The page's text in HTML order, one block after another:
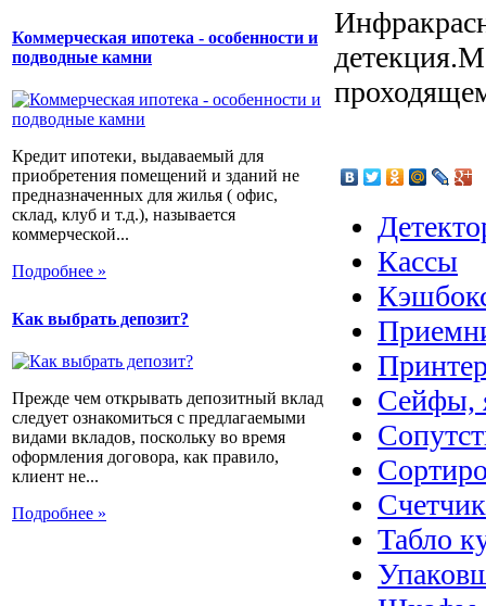
Коммерческая ипотека - особенности и
подводные камни
Кредит ипотеки, выдаваемый для
приобретения помещений и зданий не
предназначенных для жилья ( офис,
склад, клуб и т.д.), называется
коммерческой...
Подробнее »
Как выбрать депозит?
Прежде чем открывать депозитный вклад
следует ознакомиться с предлагаемыми
видами вкладов, поскольку во время
оформления договора, как правило,
клиент не...
Подробнее »
Кассы
Сейфы,
Табло